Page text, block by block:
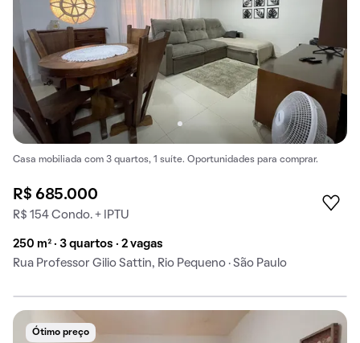
Casa mobiliada com 3 quartos, 1 suíte. Oportunidades para comprar.
R$ 685.000
R$ 154 Condo. + IPTU
250 m² · 3 quartos · 2 vagas
Rua Professor Gilio Sattin, Rio Pequeno · São Paulo
Ótimo preço